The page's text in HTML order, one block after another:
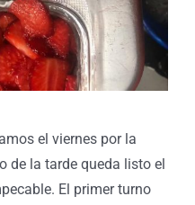
el viernes por la
de la tarde queda listo el
El primer turno